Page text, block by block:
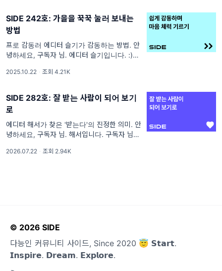
SIDE 242호: 가을을 꾹꾹 눌러 보내는
방법
프로 감동러 에디터 슬기가 감동하는 방법. 안
녕하세요, 구독자 님. 에디터 슬기입니다. :) 무
두 리스트가 하나 하나 지워질 때마다 역시 모
2025.10.22 · 조회 4.21K
SIDE 282호: 잘 받는 사람이 되어 보기
로
에디터 해서가 찾은 '받는다'의 진정한 의미. 안
녕하세요, 구독자 님. 해서입니다. 구독자 님은
면, 언제 어느 상황에서 그 변화를 실감했나요?
2026.07.22 · 조회 2.94K
© 2026 SIDE
다능인 커뮤니티 사이드, Since 2020 😇 𝗦𝘁𝗮𝗿𝘁.
𝗜𝗻𝘀𝗽𝗶𝗿𝗲. 𝗗𝗿𝗲𝗮𝗺. 𝗘𝘅𝗽𝗹𝗼𝗿𝗲.